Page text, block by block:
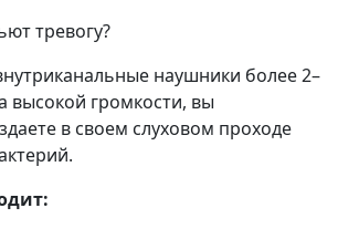
тревогу?
наушники более 2–
высокой громкости, вы
в своем слуховом проходе